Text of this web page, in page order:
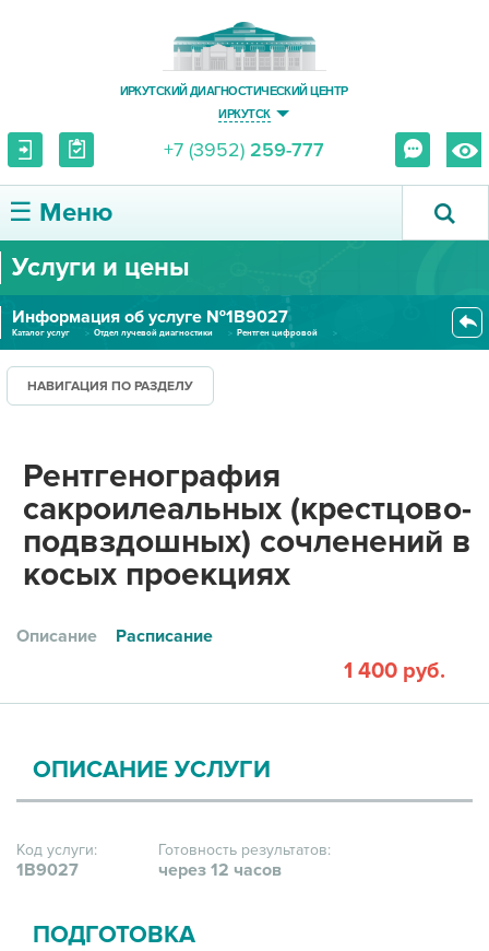
ИРКУТСКИЙ ДИАГНОСТИЧЕСКИЙ ЦЕНТР
ИРКУТСК
+7 (3952) 259-777
☰ Меню
О ЦЕНТРЕ
УСЛУГИ И ЦЕНЫ
ПАЦИЕНТУ
ПРАВОВАЯ ИНФОРМАЦИЯ
Услуги и цены
Информация об услуге №1В9027
Каталог услуг Отдел лучевой диагностики
Рентген цифровой
НАВИГАЦИЯ ПО РАЗДЕЛУ
Рентгенография
сакроилеальных (крестцово-
подвздошных) сочленений в
косых проекциях
Описание Расписание
1 400 руб.
ОПИСАНИЕ УСЛУГИ
Код услуги:
1В9027
Готовность результатов:
через 12 часов
ПОДГОТОВКА